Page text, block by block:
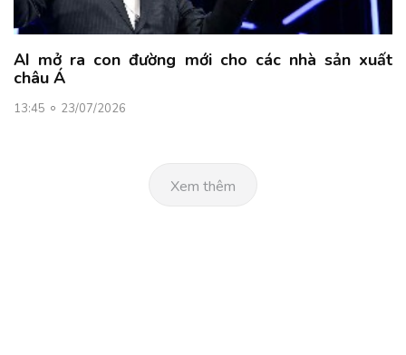
AI mở ra con đường mới cho các nhà sản xuất
châu Á
13:45 23/07/2026
Xem thêm